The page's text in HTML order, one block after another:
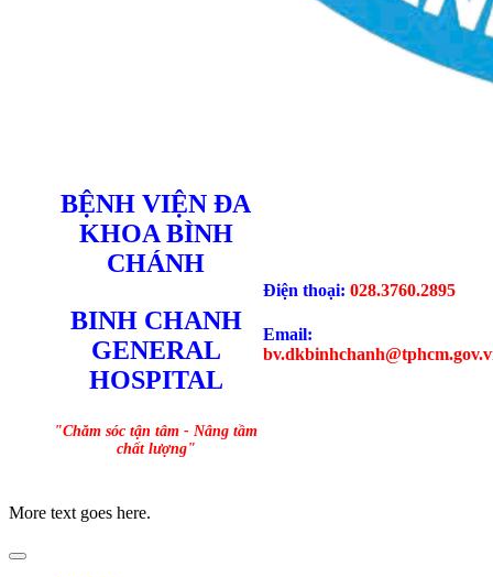
BỆNH VIỆN ĐA
KHOA BÌNH
CHÁNH
BINH CHANH
GENERAL
HOSPITAL
"Chăm sóc tận tâm - Nâng tầm
chất lượng"
Điện thoại: 028.3760.2895
Email:
More text goes here.